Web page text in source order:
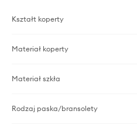
Kształt koperty
Materiał koperty
Materiał szkła
Rodzaj paska/bransolety